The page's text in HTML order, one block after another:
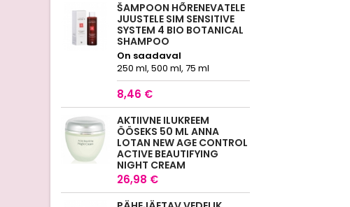
ŠAMPOON HÕRENEVATELE
JUUSTELE SIM SENSITIVE
SYSTEM 4 BIO BOTANICAL
SHAMPOO
On saadaval
250 ml, 500 ml, 75 ml
8,46 €
AKTIIVNE ILUKREEM
ÖÖSEKS 50 ML ANNA
LOTAN NEW AGE CONTROL
ACTIVE BEAUTIFYING
NIGHT CREAM
26,98 €